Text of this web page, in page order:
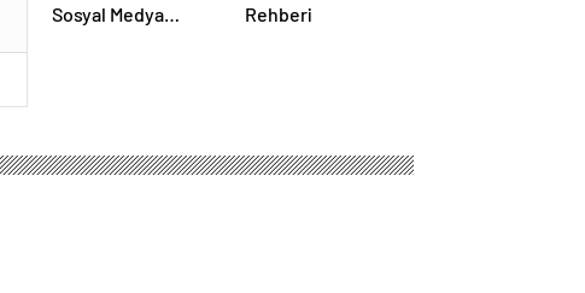
Sosyal Medya
Rehberi